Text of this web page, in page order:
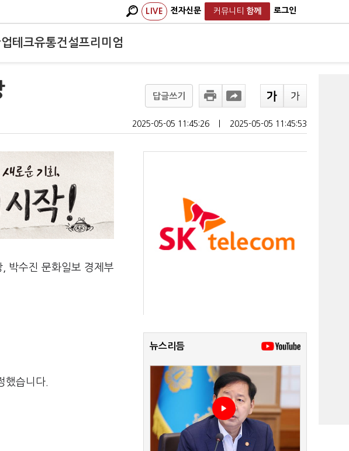
LIVE 전자신문 커뮤니티 함께 로그인
테크유통건설프리미엄
답글쓰기
2025-05-05 11:45:26 2025-05-05 11:45:53
박수진 문화일보 경제부
했습니다.
뉴스리듬